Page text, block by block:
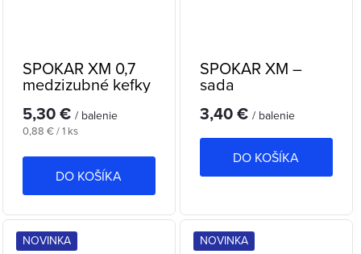
SPOKAR XM 0,7
medzizubné kefky
5,30 € / balenie
Jednotková
0,88 € / 1 ks
DO KOŠÍKA
SPOKAR XM –
sada
kefiek (0,4–0,7)
3,40 € / balenie
DO KOŠÍKA
NOVINKA NOVINKA